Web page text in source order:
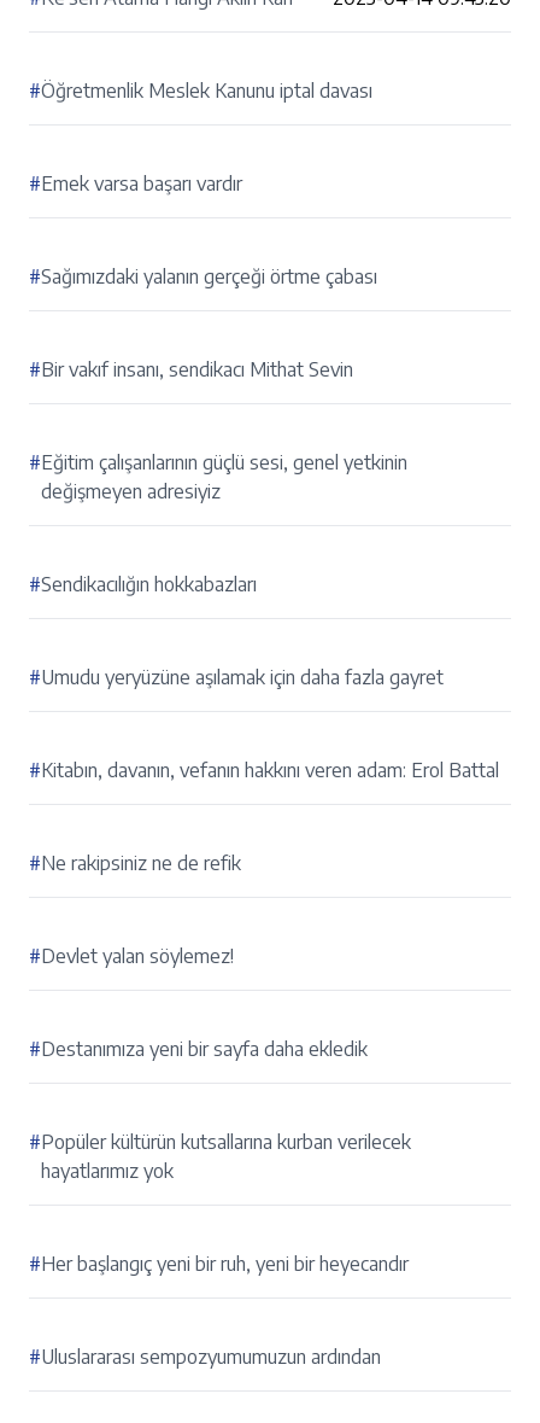
#Öğretmenlik Meslek Kanunu iptal davası
#Emek varsa başarı vardır
#Sağımızdaki yalanın gerçeği örtme çabası
#Bir vakıf insanı, sendikacı Mithat Sevin
#Eğitim çalışanlarının güçlü sesi, genel yetkinin
değişmeyen adresiyiz
#Sendikacılığın hokkabazları
#Umudu yeryüzüne aşılamak için daha fazla gayret
#Kitabın, davanın, vefanın hakkını veren adam: Erol Battal
#Ne rakipsiniz ne de refik
#Devlet yalan söylemez!
#Destanımıza yeni bir sayfa daha ekledik
#Popüler kültürün kutsallarına kurban verilecek
hayatlarımız yok
#Her başlangıç yeni bir ruh, yeni bir heyecandır
#Uluslararası sempozyumumuzun ardından